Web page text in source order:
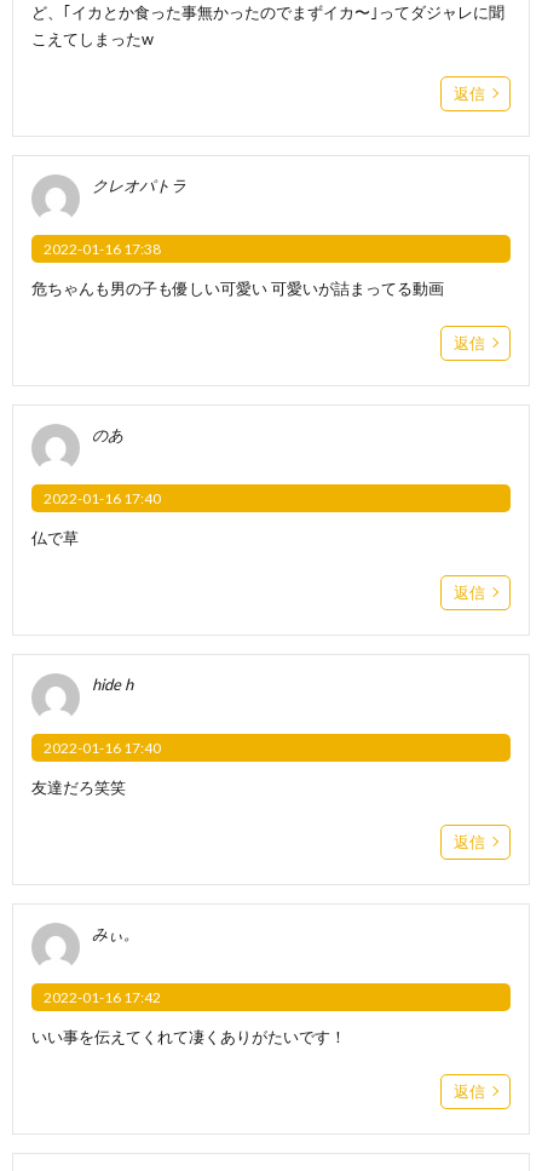
ど、｢イカとか食った事無かったのでまずイカ〜｣ってダジャレに聞
こえてしまったw
返信
クレオパトラ
2022-01-16 17:38
危ちゃんも男の子も優しい可愛い 可愛いが詰まってる動画
返信
のあ
2022-01-16 17:40
仏で草
返信
hide h
2022-01-16 17:40
友達だろ笑笑
返信
みぃ。
2022-01-16 17:42
いい事を伝えてくれて凄くありがたいです！
返信